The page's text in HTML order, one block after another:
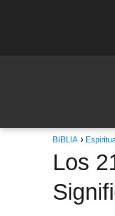
BIBLIA
Los